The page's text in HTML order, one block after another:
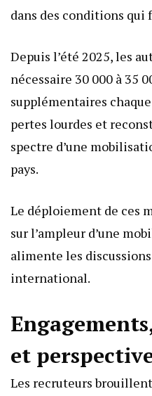
dans des conditions
Depuis l’été 2025, les
nécessaire 30 000 à 35
supplémentaires
pertes lourdes et
spectre d’une
pays.
Le déploiement de ces
sur l’ampleur d’une
alimente les
international.
et
Les recruteurs